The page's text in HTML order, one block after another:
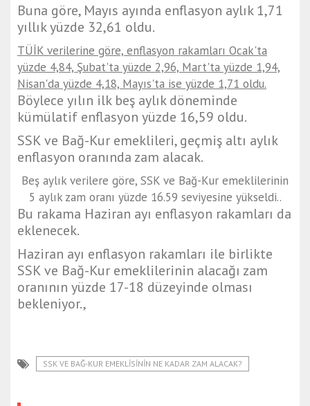
Buna göre, Mayıs ayında enflasyon aylık 1,71
yıllık yüzde 32,61 oldu.
TÜİK verilerine göre, enflasyon rakamları Ocak'ta
yüzde 4,84, Şubat'ta yüzde 2,96, Mart'ta yüzde 1,94,
Nisan'da yüzde 4,18, Mayıs'ta ise yüzde 1,71 oldu.
Böylece yılın ilk beş aylık döneminde
kümülatif enflasyon yüzde 16,59 oldu.
SSK ve Bağ-Kur emeklileri, geçmiş altı aylık
enflasyon oranında zam alacak.
Beş aylık verilere göre, SSK ve Bağ-Kur emeklilerinin
5 aylık zam oranı yüzde 16.59 seviyesine yükseldi..
Bu rakama Haziran ayı enflasyon rakamları da
eklenecek.
Haziran ayı enflasyon rakamları ile birlikte
SSK ve Bağ-Kur emeklilerinin alacağı zam
oranının yüzde 17-18 düzeyinde olması
bekleniyor.,
SSK VE BAĞ-KUR EMEKLISININ NE KADAR ZAM ALACAK?